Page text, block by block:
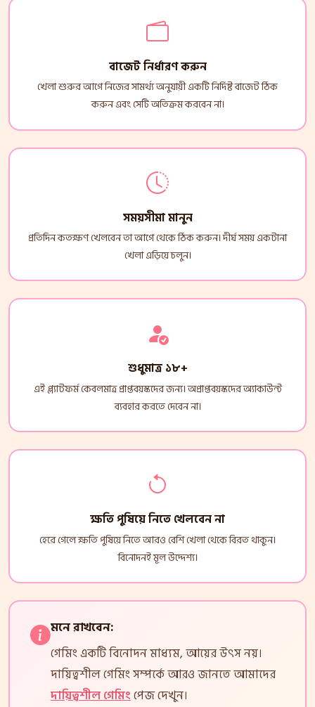
বাজেট নির্ধারণ করুন
খেলা শুরুর আগে নিজের সামর্থ্য অনুযায়ী একটি নির্দিষ্ট বাজেট ঠিক
করুন এবং সেটি অতিক্রম করবেন না।
সময়সীমা মানুন
প্রতিদিন কতক্ষণ খেলবেন তা আগে থেকে ঠিক করুন। দীর্ঘ সময় একটানা
খেলা এড়িয়ে চলুন।
শুধুমাত্র ১৮+
এই প্ল্যাটফর্ম কেবলমাত্র প্রাপ্তবয়স্কদের জন্য। অপ্রাপ্তবয়স্কদের অ্যাকাউন্ট
ব্যবহার করতে দেবেন না।
ক্ষতি পুষিয়ে নিতে খেলবেন না
হেরে গেলে ক্ষতি পুষিয়ে নিতে আরও বেশি খেলা থেকে বিরত থাকুন।
বিনোদনই মূল উদ্দেশ্য।
মনে রাখবেন:
গেমিং একটি বিনোদন মাধ্যম, আয়ের উৎস নয়।
দায়িত্বশীল গেমিং সম্পর্কে আরও জানতে আমাদের
দায়িত্বশীল গেমিংপেজ দেখুন।